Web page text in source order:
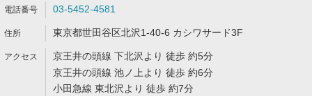
03-5452-4581
東京都世田谷区北沢1-40-6 カシワサード3F
京王井の頭線 下北沢より 徒歩 約5分
京王井の頭線 池ノ上より 徒歩 約6分
小田急線 東北沢より 徒歩 約7分